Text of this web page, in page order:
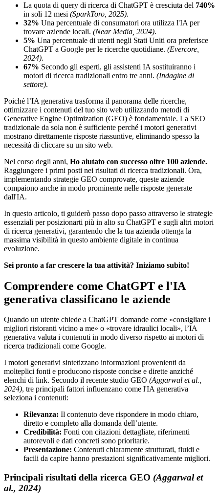
La quota di query di ricerca di ChatGPT è cresciuta del 740%
in soli 12 mesi (SparkToro, 2025).
32% Una percentuale di consumatori ora utilizza l'IA per
trovare aziende locali. (Near Media, 2024).
5% Una percentuale di utenti negli Stati Uniti ora preferisce
ChatGPT a Google per le ricerche quotidiane. (Evercore,
2024).
67% Secondo gli esperti, gli assistenti IA sostituiranno i
motori di ricerca tradizionali entro tre anni. (Indagine di
settore).
Poiché l’IA generativa trasforma il panorama delle ricerche,
ottimizzare i contenuti del tuo sito web utilizzando metodi di
Generative Engine Optimization (GEO) è fondamentale. La SEO
tradizionale da sola non è sufficiente perché i motori generativi
mostrano direttamente risposte riassuntive, eliminando spesso la
necessità di cliccare su un sito web.
Nel corso degli anni, Ho aiutato con successo oltre 100 aziende.
Raggiungere i primi posti nei risultati di ricerca tradizionali. Ora,
implementando strategie GEO comprovate, queste aziende
compaiono anche in modo prominente nelle risposte generate
dall'IA.
In questo articolo, ti guiderò passo dopo passo attraverso le strategie
essenziali per posizionarti più in alto su ChatGPT e sugli altri motori
di ricerca generativi, garantendo che la tua azienda ottenga la
massima visibilità in questo ambiente digitale in continua
evoluzione.
Sei pronto a far crescere la tua attività? Iniziamo subito!
Comprendere come ChatGPT e l'IA
generativa classificano le aziende
Quando un utente chiede a ChatGPT domande come «consigliare i
migliori ristoranti vicino a me» o «trovare idraulici locali», l’IA
generativa valuta i contenuti in modo diverso rispetto ai motori di
ricerca tradizionali come Google.
I motori generativi sintetizzano informazioni provenienti da
molteplici fonti e producono risposte concise e dirette anziché
elenchi di link. Secondo il recente studio GEO (Aggarwal et al.,
2024), tre principali fattori influenzano come l'IA generativa
seleziona i contenuti:
Rilevanza: Il contenuto deve rispondere in modo chiaro,
diretto e completo alla domanda dell’utente.
Credibilità: Fonti con citazioni dettagliate, riferimenti
autorevoli e dati concreti sono prioritarie.
Presentazione: Contenuti chiaramente strutturati, fluidi e
facili da capire hanno prestazioni significativamente migliori.
Principali risultati della ricerca GEO (Aggarwal et
al., 2024)